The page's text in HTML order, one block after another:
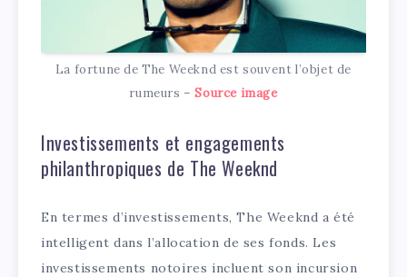
La fortune de The Weeknd est souvent l’objet de
rumeurs –Source image
Investissements et engagements
philanthropiques de The Weeknd
En termes d’investissements, The Weeknd a été
intelligent dans l’allocation de ses fonds. Les
investissements notoires incluent son incursion